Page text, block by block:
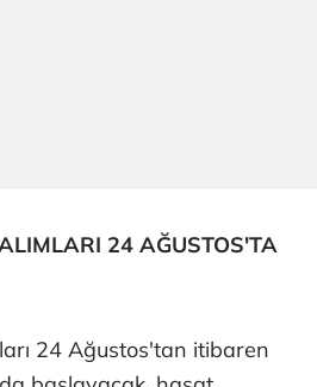
24 AĞUSTOS'TA
24 Ağustos'tan itibaren